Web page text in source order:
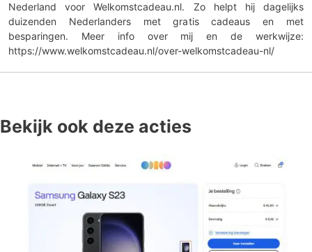
Nederland voor Welkomstcadeau.nl. Zo helpt hij dagelijks
duizenden Nederlanders met gratis cadeaus en met
besparingen. Meer info over mij en de werkwijze:
https://www.welkomstcadeau.nl/over-welkomstcadeau-nl/
Bekijk ook deze acties